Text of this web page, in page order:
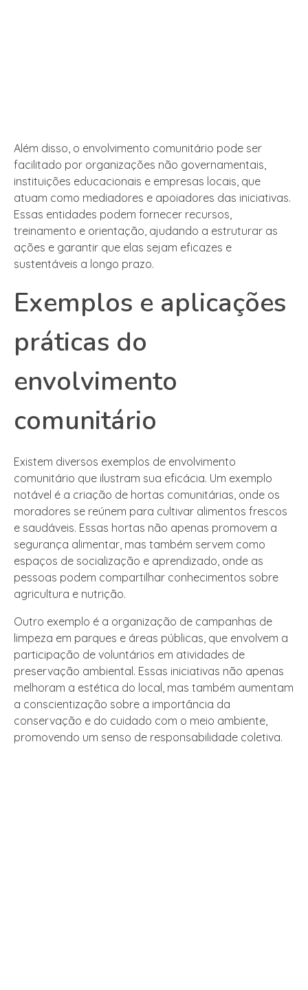
Além disso, o envolvimento comunitário pode ser
facilitado por organizações não governamentais,
instituições educacionais e empresas locais, que
atuam como mediadores e apoiadores das iniciativas.
Essas entidades podem fornecer recursos,
treinamento e orientação, ajudando a estruturar as
ações e garantir que elas sejam eficazes e
sustentáveis a longo prazo.
Exemplos e aplicações
práticas do
envolvimento
comunitário
Existem diversos exemplos de envolvimento
comunitário que ilustram sua eficácia. Um exemplo
notável é a criação de hortas comunitárias, onde os
moradores se reúnem para cultivar alimentos frescos
e saudáveis. Essas hortas não apenas promovem a
segurança alimentar, mas também servem como
espaços de socialização e aprendizado, onde as
pessoas podem compartilhar conhecimentos sobre
agricultura e nutrição.
Outro exemplo é a organização de campanhas de
limpeza em parques e áreas públicas, que envolvem a
participação de voluntários em atividades de
preservação ambiental. Essas iniciativas não apenas
melhoram a estética do local, mas também aumentam
a conscientização sobre a importância da
conservação e do cuidado com o meio ambiente,
promovendo um senso de responsabilidade coletiva.